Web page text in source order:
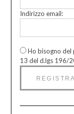
Indirizzo email:
Ho bisogno del
13 del d.lgs 196/